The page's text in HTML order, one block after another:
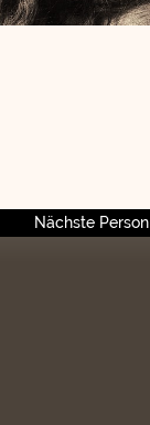
Nächste Person